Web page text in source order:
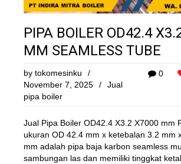
PIPA BOILER OD42.4
MM SEAMLESS TUBE
0
by tokomesinku
/
November 7, 2025
/
Jual
pipa boiler
Jual Pipa Boiler OD42.4 X3.2 X7000 mm
ukuran OD 42.4 mm x ketebalan 3.2 mm
mm adalah pipa baja karbon seamless
sambungan las dan memiliki tinggkat